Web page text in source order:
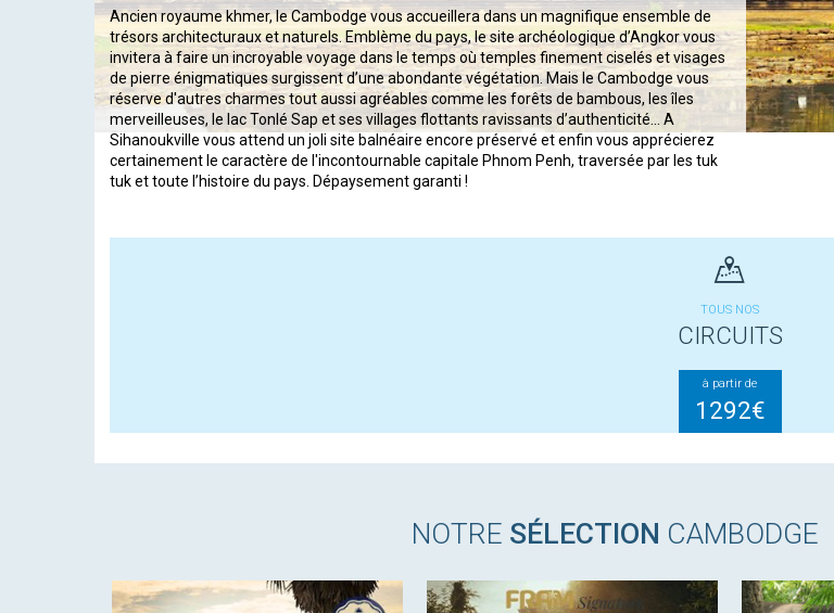
Ancien royaume khmer, le Cambodge vous accueillera dans un magnifique ensemble de
trésors architecturaux et naturels. Emblème du pays, le site archéologique d’Angkor vous
invitera à faire un incroyable voyage dans le temps où temples finement ciselés et visages
de pierre énigmatiques surgissent d’une abondante végétation. Mais le Cambodge vous
réserve d'autres charmes tout aussi agréables comme les forêts de bambous, les îles
merveilleuses, le lac Tonlé Sap et ses villages flottants ravissants d’authenticité... A
Sihanoukville vous attend un joli site balnéaire encore préservé et enfin vous apprécierez
certainement le caractère de l'incontournable capitale Phnom Penh, traversée par les tuk
tuk et toute l’histoire du pays. Dépaysement garanti !
TOUS NOS
CIRCUITS
à partir de
1292€
NOTRE SÉLECTION CAMBODGE